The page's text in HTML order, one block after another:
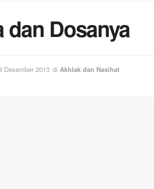
dan Dosanya
Desember 2013 di Akhlak dan Nasihat